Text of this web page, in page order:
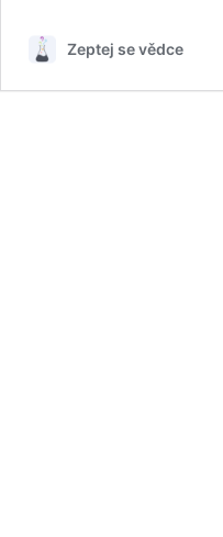
Zeptej se vědce